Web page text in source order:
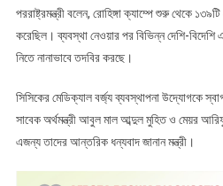
পররাষ্ট্রমন্ত্রী বলেন, রোহিঙ্গা ক্যাম্পে শুরু থেকে
করেছিল। ব্যবস্থা নেওয়ার পর বিভিন্ন দেশি-বিদেশি
নিতে নানাভাবে তদবির করছে।
সিসিকের মেডিক্যাল বর্জ্য ব্যবস্থাপনা উদ্যোগকে
সাবেক অর্থমন্ত্রী আবুল মাল আব্দুল মুহিত ও মেয়র
এজন্য তাদের আন্তরিক ধন্যবাদ জানান মন্ত্রী।